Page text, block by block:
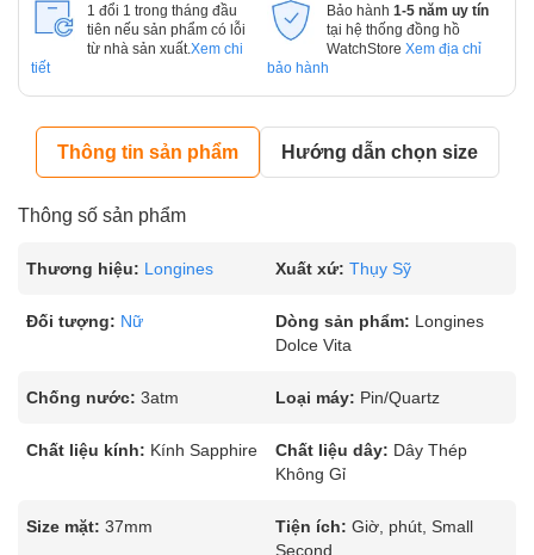
1 đổi 1 trong tháng đầu
tiên nếu sản phẩm có lỗi
từ nhà sản xuất. Xem chi
tiết
Bảo hành 1-5 năm uy tín
tại hệ thống đồng hồ
WatchStore Xem địa chỉ
bảo hành
Thông tin sản phẩm Hướng dẫn chọn size
Thông số sản phẩm
Thương hiệu: Longines Xuất xứ: Thụy Sỹ
Đối tượng: Nữ Dòng sản phẩm: Longines
Dolce Vita
Chống nước: 3atm Loại máy: Pin/Quartz
Chất liệu kính: Kính Sapphire Chất liệu dây: Dây Thép
Không Gỉ
Size mặt: 37mm Tiện ích: Giờ, phút, Small
Second